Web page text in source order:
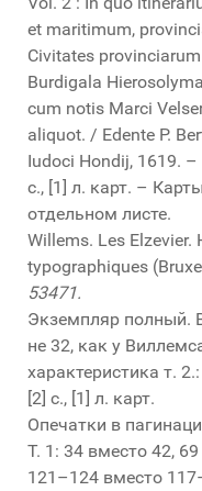
et maritimum,
Civitates
Burdigala
cum notis Marci
aliquot. / Edente P.
Iudoci Hondij, 1619. –
с., [1] л. карт. –
отдельном листе.
Willems. Les Elzevier.
typographiques
53471.
Экземпляр полный.
не 32, как у
характеристика т.
[2] с., [1] л. карт.
Опечатки в
Т. 1: 34 вместо 42,
121–124 вместо